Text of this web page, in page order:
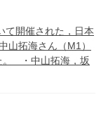
て開催された，日本
山拓海さん（M1）
。 ・中山拓海，坂